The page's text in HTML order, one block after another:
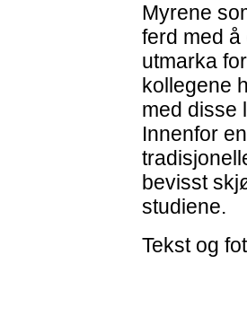
Myrene
ferd med
utmarka
kollegene
med disse
Innenfor
bevisst
studiene.
Tekst og